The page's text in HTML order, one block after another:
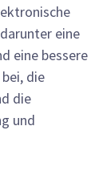
eine
eine bessere
die
die
und